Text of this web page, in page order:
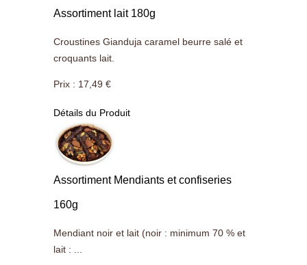
Assortiment lait 180g
Croustines Gianduja caramel beurre salé et
croquants lait.
Prix : 17,49 €
Détails du Produit
Assortiment Mendiants et confiseries
160g
Mendiant noir et lait (noir : minimum 70 % et
lait : ...